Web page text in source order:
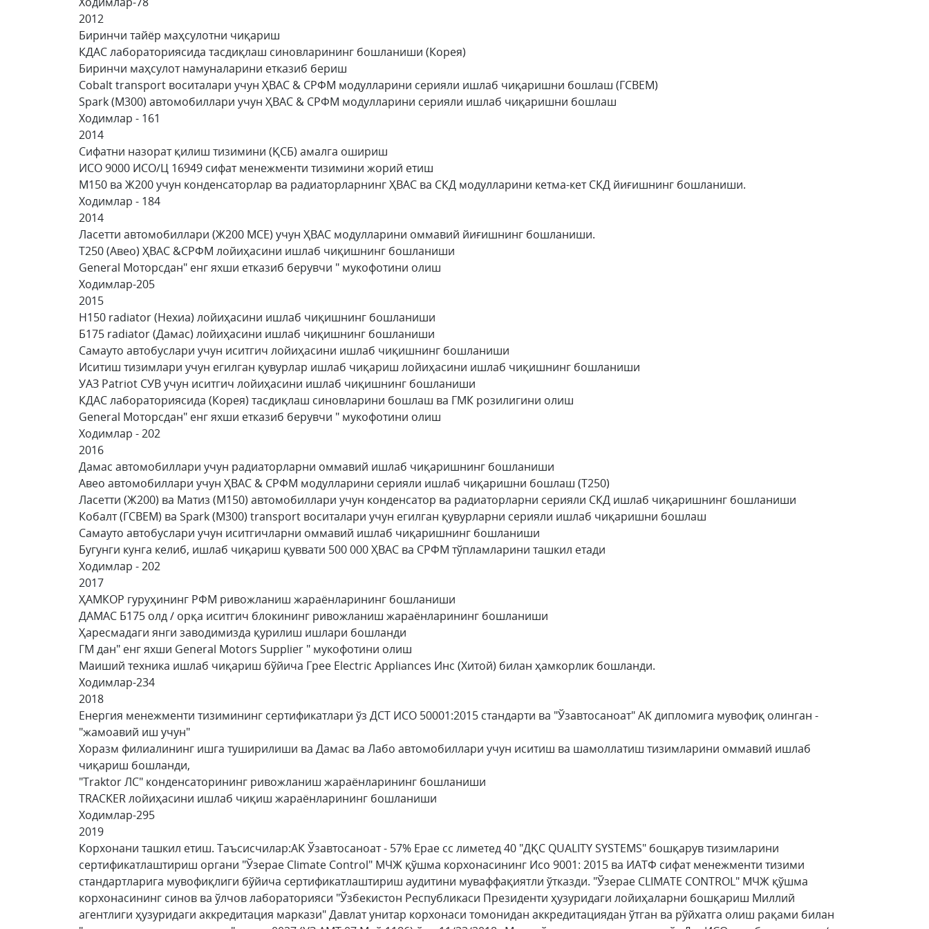
2012
Биринчи тайёр маҳсулотни чиқариш
КДАC лабораториясида тасдиқлаш синовларининг бошланиши (Корея)
Биринчи маҳсулот намуналарини етказиб бериш
Cobalt transport воситалари учун ҲВАC & CРФМ модулларини серияли ишлаб чиқаришни бошлаш (ГСВЕМ)
Spark (М300) автомобиллари учун ҲВАC & CРФМ модулларини серияли ишлаб чиқаришни бошлаш
Ходимлар - 161
2014
Сифатни назорат қилиш тизимини (ҚСБ) амалга ошириш
ИСО 9000 ИСО/Ц 16949 сифат менежменти тизимини жорий етиш
М150 ва Ж200 учун конденсаторлар ва радиаторларнинг ҲВАC ва СКД модулларини кетма-кет CКД йиғишнинг бошланиши.
Ходимлар - 184
2014
Ласетти автомобиллари (Ж200 МCЕ) учун ҲВАC модулларини оммавий йиғишнинг бошланиши.
Т250 (Авео) ҲВАC &CРФМ лойиҳасини ишлаб чиқишнинг бошланиши
General Моторсдан" енг яхши етказиб берувчи " мукофотини олиш
Ходимлар-205
2015
Н150 radiator (Нехиа) лойиҳасини ишлаб чиқишнинг бошланиши
Б175 radiator (Дамас) лойиҳасини ишлаб чиқишнинг бошланиши
Самауто автобуслари учун иситгич лойиҳасини ишлаб чиқишнинг бошланиши
Иситиш тизимлари учун егилган қувурлар ишлаб чиқариш лойиҳасини ишлаб чиқишнинг бошланиши
УАЗ Patriot СУВ учун иситгич лойиҳасини ишлаб чиқишнинг бошланиши
КДАC лабораториясида (Корея) тасдиқлаш синовларини бошлаш ва ГМК розилигини олиш
General Моторсдан" енг яхши етказиб берувчи " мукофотини олиш
Ходимлар - 202
2016
Дамас автомобиллари учун радиаторларни оммавий ишлаб чиқаришнинг бошланиши
Авео автомобиллари учун ҲВАC & CРФМ модулларини серияли ишлаб чиқаришни бошлаш (Т250)
Ласетти (Ж200) ва Матиз (М150) автомобиллари учун конденсатор ва радиаторларни серияли CКД ишлаб чиқаришнинг бошланиши
Кобалт (ГСВЕМ) ва Spark (М300) transport воситалари учун егилган қувурларни серияли ишлаб чиқаришни бошлаш
Самауто автобуслари учун иситгичларни оммавий ишлаб чиқаришнинг бошланиши
Бугунги кунга келиб, ишлаб чиқариш қуввати 500 000 ҲВАC ва CРФМ тўпламларини ташкил етади
Ходимлар - 202
2017
ҲАМКОР гуруҳининг РФМ ривожланиш жараёнларининг бошланиши
ДАМАС Б175 олд / орқа иситгич блокининг ривожланиш жараёнларининг бошланиши
Ҳаресмадаги янги заводимизда қурилиш ишлари бошланди
ГМ дан" енг яхши General Motors Supplier " мукофотини олиш
Маиший техника ишлаб чиқариш бўйича Грее Electric Appliances Инc (Хитой) билан ҳамкорлик бошланди.
Ходимлар-234
2018
Енергия менежменти тизимининг сертификатлари ўз ДСТ ИСО 50001:2015 стандарти ва "Ўзавтосаноат" АК дипломига мувофиқ олинган -
"жамоавий иш учун"
Хоразм филиалининг ишга туширилиши ва Дамас ва Лабо автомобиллари учун иситиш ва шамоллатиш тизимларини оммавий ишлаб
чиқариш бошланди,
"Traktor ЛС" конденсаторининг ривожланиш жараёнларининг бошланиши
TRACKER лойиҳасини ишлаб чиқиш жараёнларининг бошланиши
Ходимлар-295
2019
Корхонани ташкил етиш. Таъсисчилар:АК Ўзавтосаноат - 57% Ерае cс лиметед 40 "ДҚС QUALITY SYSTEMS" бошқарув тизимларини
сертификатлаштириш органи "Ўзерае Climate Control" МЧЖ қўшма корхонасининг Исо 9001: 2015 ва ИАТФ сифат менежменти тизими
стандартларига мувофиқлиги бўйича сертификатлаштириш аудитини муваффақиятли ўтказди. "Ўзерае CLIMATE CONTROL" МЧЖ қўшма
корхонасининг синов ва ўлчов лабораторияси "Ўзбекистон Республикаси Президенти ҳузуридаги лойиҳаларни бошқариш Миллий
агентлиги ҳузуридаги аккредитация маркази" Давлат унитар корхонаси томонидан аккредитациядан ўтган ва рўйхатга олиш рақами билан